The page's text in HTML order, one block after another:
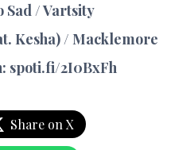
Sad/ Vartsity
Kesha)/ Macklemore
spoti.fi/2I0BxFh
Share on X